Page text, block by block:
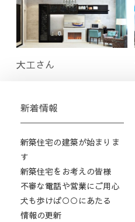
大工さん
新着情報
新築住宅の建築が始まりま
す
新築住宅をお考えの皆様
不審な電話や営業にご用心
犬も歩けば○○にあたる
情報の更新